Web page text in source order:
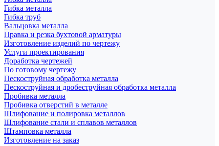
Гибка металла
Гибка труб
Вальцовка металла
Правка и резка бухтовой арматуры
Изготовление изделий по чертежу
Услуги проектирования
Доработка чертежей
По готовому чертежу
Пескоструйная обработка металла
Пескоструйная и дробеструйная обработка металла
Пробивка металла
Пробивка отверстий в металле
Шлифование и полировка металлов
Шлифование стали и сплавов металлов
Штамповка металла
Изготовление на заказ